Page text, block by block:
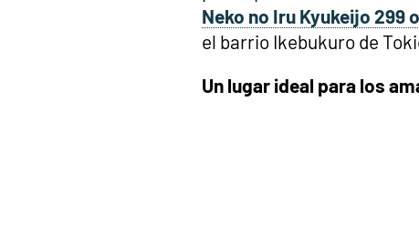
Neko no Iru Kyukeijo 299
el barrio Ikebukuro de
Un lugar ideal para los